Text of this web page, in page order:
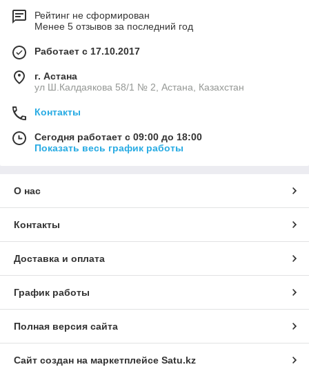
Рейтинг не сформирован
Менее 5 отзывов за последний год
Работает с 17.10.2017
г. Астана
ул Ш.Калдаякова 58/1 № 2, Астана, Казахстан
Контакты
Сегодня работает с 09:00 до 18:00
Показать весь график работы
О нас
Контакты
Доставка и оплата
График работы
Полная версия сайта
Сайт создан на маркетплейсе Satu.kz